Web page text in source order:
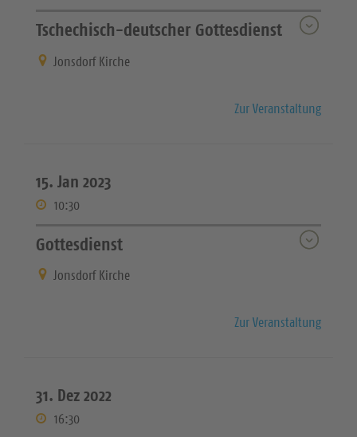
Tschechisch-deutscher Gottesdienst
Jonsdorf Kirche
Zur Veranstaltung
15. Jan 2023
10:30
Gottesdienst
Jonsdorf Kirche
Zur Veranstaltung
31. Dez 2022
16:30